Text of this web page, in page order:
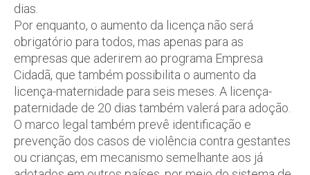
dias.
Por enquanto, o aumento da licença não será
obrigatório para todos, mas apenas para as
empresas que aderirem ao programa Empresa
Cidadã, que também possibilita o aumento da
licença-maternidade para seis meses. A licença-
paternidade de 20 dias também valerá para adoção.
O marco legal também prevê identificação e
prevenção dos casos de violência contra gestantes
ou crianças, em mecanismo semelhante aos já